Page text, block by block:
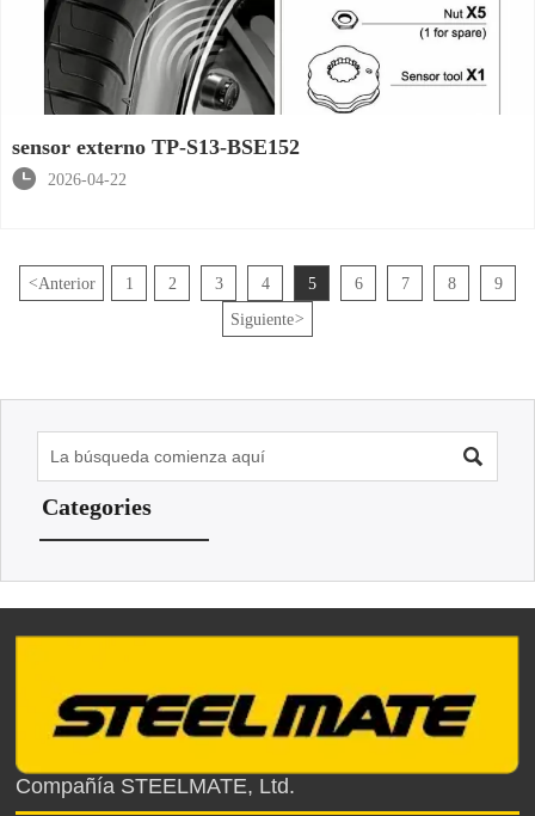
sensor externo TP-S13-BSE152

2026-04-22
<Anterior 1 2 3 4 5 6 7 8
9
Siguiente>

Categories
Compañía STEELMATE, Ltd.